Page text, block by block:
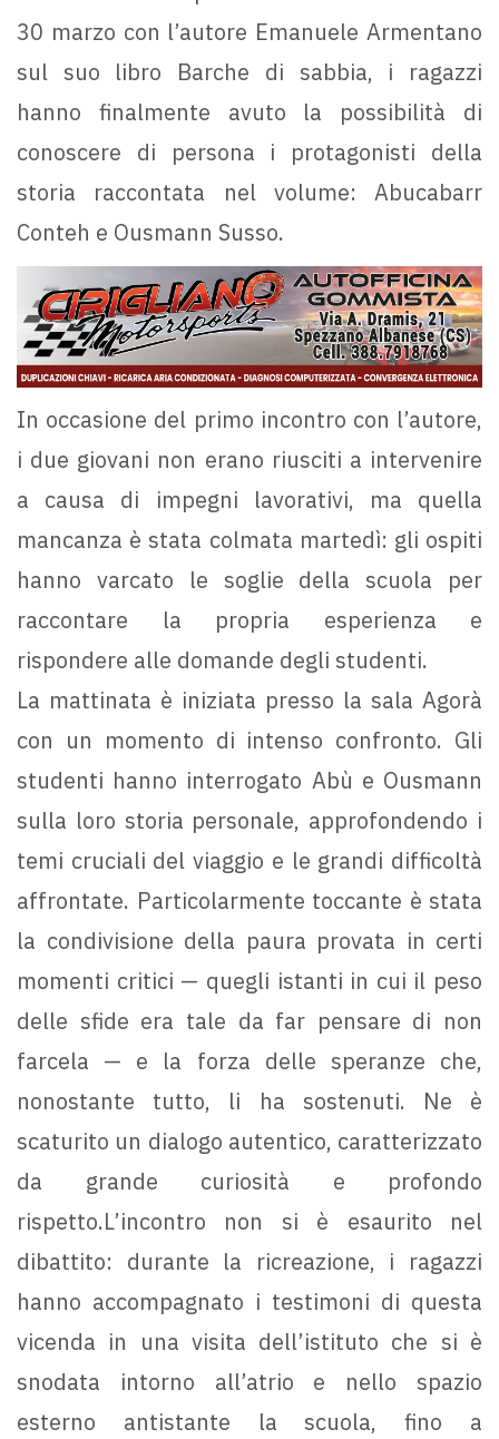
30 marzo con l’autore Emanuele Armentano
sul suo libro Barche di sabbia, i ragazzi
hanno finalmente avuto la possibilità di
conoscere di persona i protagonisti della
storia raccontata nel volume: Abucabarr
Conteh e Ousmann Susso.
In occasione del primo incontro con l’autore,
i due giovani non erano riusciti a intervenire
a causa di impegni lavorativi, ma quella
mancanza è stata colmata martedì: gli ospiti
hanno varcato le soglie della scuola per
raccontare la propria esperienza e
rispondere alle domande degli studenti.
La mattinata è iniziata presso la sala Agorà
con un momento di intenso confronto. Gli
studenti hanno interrogato Abù e Ousmann
sulla loro storia personale, approfondendo i
temi cruciali del viaggio e le grandi difficoltà
affrontate. Particolarmente toccante è stata
la condivisione della paura provata in certi
momenti critici — quegli istanti in cui il peso
delle sfide era tale da far pensare di non
farcela — e la forza delle speranze che,
nonostante tutto, li ha sostenuti. Ne è
scaturito un dialogo autentico, caratterizzato
da grande curiosità e profondo
rispetto.L’incontro non si è esaurito nel
dibattito: durante la ricreazione, i ragazzi
hanno accompagnato i testimoni di questa
vicenda in una visita dell’istituto che si è
snodata intorno all’atrio e nello spazio
esterno antistante la scuola, fino a